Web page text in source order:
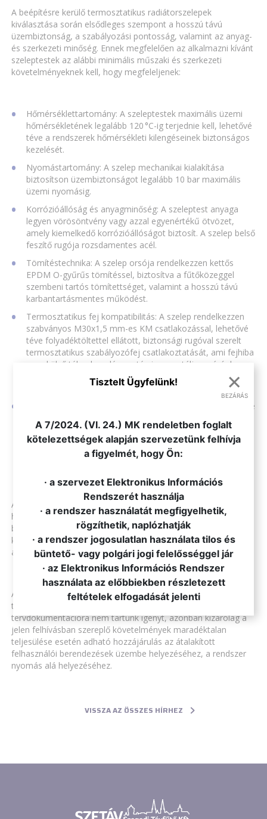
A beépítésre kerülő termosztatikus radiátorszelepek
kiválasztása során elsődleges szempont a hosszú távú
üzembiztonság, a szabályozási pontosság, valamint az anyag-
és szerkezeti minőség. Ennek megfelelően az alkalmazni kívánt
szeleptestek az alábbi minimális műszaki és szerkezeti
követelményeknek kell, hogy megfeleljenek:
Hőmérséklettartomány: A szeleptestek maximális üzemi
hőmérsékletének legalább 120 °C-ig terjednie kell, lehetővé
téve a rendszerek hőmérsékleti kilengéseinek biztonságos
kezelését.
Nyomástartomány: A szelep mechanikai kialakítása
biztosítson üzembiztonságot legalább 10 bar maximális
üzemi nyomásig.
Korrózióállóság és anyagminőség: A szeleptest anyaga
legyen vörösöntvény vagy azzal egyenértékű ötvözet,
amely kiemelkedő korrózióállóságot biztosít. A szelep belső
feszítő rugója rozsdamentes acél.
Tömítéstechnika: A szelep orsója rendelkezzen kettős
EPDM O-gyűrűs tömítéssel, biztosítva a fűtőközeggel
szembeni tartós tömítettséget, valamint a hosszú távú
karbantartásmentes működést.
Termosztatikus fej kompatibilitás: A szelep rendelkezzen
szabványos M30x1,5 mm-es KM csatlakozással, lehetővé
téve folyadéktöltettel ellátott, biztonsági rugóval szerelt
termosztatikus szabályozófej csatlakoztatását, ami fejhiba
vagy külső túlmelegedés esetén is garantálja a záróelem
automatikus visszanyitását, ezzel megelőzve a fűtés
Szabványok és tanúsítványok: A szeleptestnek rendelkeznie
kell a vonatkozó DIN EN 215 szabvány szerinti
megfelelőséggel. Előnyben részesülnek azok a termékek,
amelyek független, harmadik fél által kibocsátott
tanúsítvánnyal is rendelkeznek (pl. KEYMARK vagy ezzel
A strang szabályozó szerelvények korára és
hozzáférhetőségére tekintettel a meglévő beszabályzási
beállításokat kérjük megtartani, a szerelvények működtetését
kérjük kerülni a szerelvények esetleges meghibásodásából
adódó vízveszteség elkerülése érdekében.
Azoknál az épületeknél, ahol csak és kizárólag a
termosztatikus radiátorszelepek cseréje történik előzetes
tervdokumentációra nem tartunk igényt, azonban kizárólag a
jelen felhívásban szereplő követelmények maradéktalan
teljesülése esetén adható hozzájárulás az átalakított
felhasználói berendezések üzembe helyezéséhez, a rendszer
nyomás alá helyezéséhez.
VISSZA AZ ÖSSZES HÍRHEZ
×
BEZÁRÁS
Tisztelt Ügyfelünk!
A 7/2024. (VI. 24.) MK rendeletben foglalt
kötelezettségek alapján szervezetünk felhívja
a figyelmét, hogy Ön:
· a szervezet Elektronikus Információs
Rendszerét használja
· a rendszer használatát megfigyelhetik,
rögzíthetik, naplózhatják
· a rendszer jogosulatlan használata tilos és
büntető- vagy polgári jogi felelősséggel jár
· az Elektronikus Információs Rendszer
használata az előbbiekben részletezett
feltételek elfogadását jelenti